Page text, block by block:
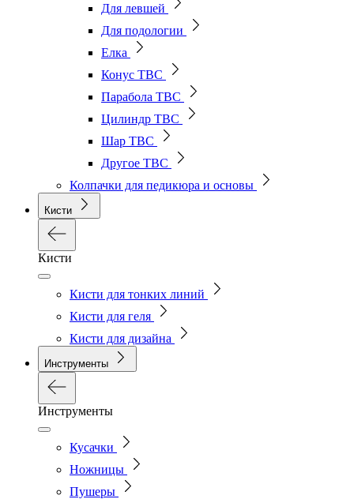
Для левшей
Для подологии
Елка
Конус ТВС
Парабола ТВС
Цилиндр ТВС
Шар ТВС
Другое ТВС
Колпачки для педикюра и основы
Кисти
Кисти
Кисти для тонких линий
Кисти для геля
Кисти для дизайна
Инструменты
Инструменты
Кусачки
Ножницы
Пушеры